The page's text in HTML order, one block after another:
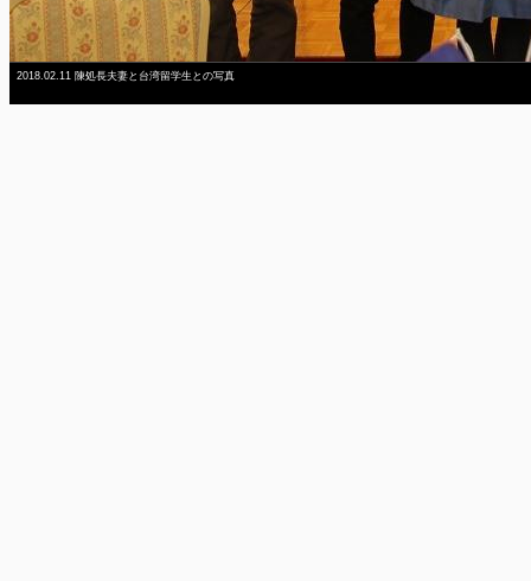
2018.02.11 陳処長夫妻と台湾留学生との写真